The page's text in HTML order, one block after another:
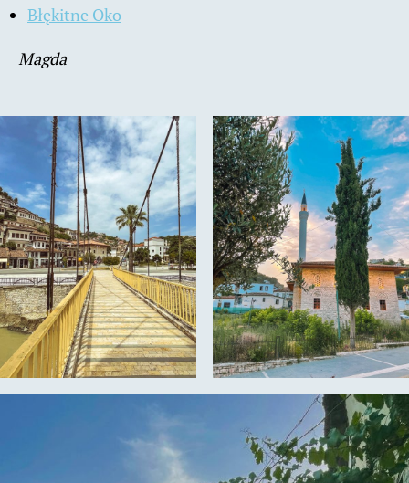
Błękitne Oko
Magda